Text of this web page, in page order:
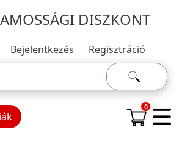
DISZKONT
Bejelentkezés Regisztráció
0